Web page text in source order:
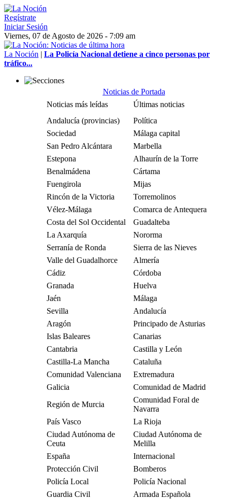
Regístrate
Iniciar Sesión
Viernes, 07 de Agosto de 2026 - 7:09 am
La Noción | La Policía Nacional detiene a cinco personas por
tráfico...
Noticias de Portada
Noticias más leídas
Últimas noticias
Andalucía (provincias)
Política
Sociedad
Málaga capital
San Pedro Alcántara
Marbella
Estepona
Alhaurín de la Torre
Benalmádena
Cártama
Fuengirola
Mijas
Rincón de la Victoria
Torremolinos
Vélez-Málaga
Comarca de Antequera
Costa del Sol Occidental
Guadalteba
La Axarquía
Nororma
Serranía de Ronda
Sierra de las Nieves
Valle del Guadalhorce
Almería
Cádiz
Córdoba
Granada
Huelva
Jaén
Málaga
Sevilla
Andalucía
Aragón
Principado de Asturias
Islas Baleares
Canarias
Cantabria
Castilla y León
Castilla-La Mancha
Cataluña
Comunidad Valenciana
Extremadura
Galicia
Comunidad de Madrid
Región de Murcia
Comunidad Foral de
Navarra
País Vasco
La Rioja
Ciudad Autónoma de
Ceuta
Ciudad Autónoma de
Melilla
España
Internacional
Protección Civil
Bomberos
Policía Local
Policía Nacional
Guardia Civil
Armada Española